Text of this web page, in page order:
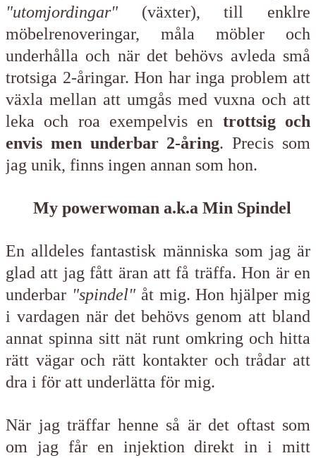
"utomjordingar" (växter), till enklre
möbelrenoveringar, måla möbler och
underhålla och när det behövs avleda små
trotsiga 2-åringar. Hon har inga problem att
växla mellan att umgås med vuxna och att
leka och roa exempelvis en trottsig och
envis men underbar 2-åring. Precis som
jag unik, finns ingen annan som hon.
My powerwoman a.k.a Min Spindel
En alldeles fantastisk människa som jag är
glad att jag fått äran att få träffa. Hon är en
underbar "spindel"åt mig. Hon hjälper mig
i vardagen när det behövs genom att bland
annat spinna sitt nät runt omkring och hitta
rätt vägar och rätt kontakter och trådar att
dra i för att underlätta för mig.
När jag träffar henne så är det oftast som
om jag får en injektion direkt in i mitt